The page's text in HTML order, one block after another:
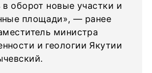
в оборот новые участки и
площади», — ранее
министра
и геологии Якутии